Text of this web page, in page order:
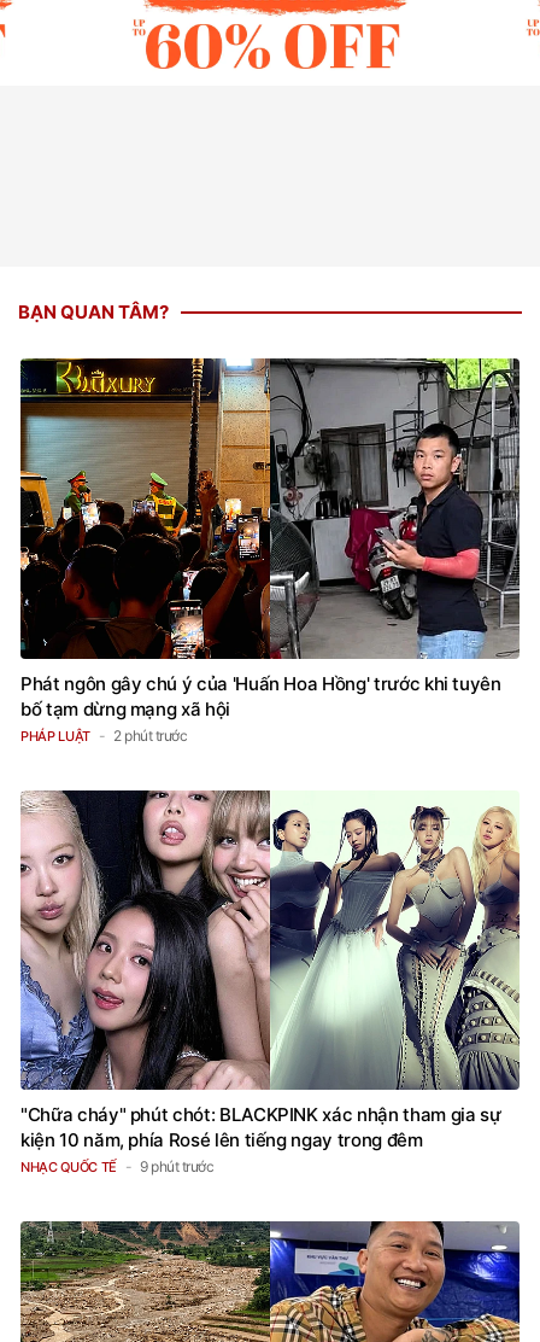
BẠN QUAN TÂM?
Phát ngôn gây chú ý của 'Huấn Hoa Hồng' trước khi tuyên
bố tạm dừng mạng xã hội
PHÁP LUẬT 2 phút trước
"Chữa cháy" phút chót: BLACKPINK xác nhận tham gia sự
kiện 10 năm, phía Rosé lên tiếng ngay trong đêm
NHẠC QUỐC TẾ 9 phút trước